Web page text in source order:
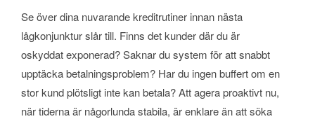
Se över dina nuvarande kreditrutiner innan nästa
lågkonjunktur slår till. Finns det kunder där du är
oskyddat exponerad? Saknar du system för att snabbt
upptäcka betalningsproblem? Har du ingen buffert om en
stor kund plötsligt inte kan betala? Att agera proaktivt nu,
när tiderna är någorlunda stabila, är enklare än att söka